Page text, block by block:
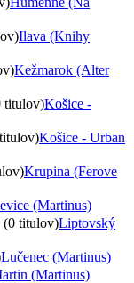
Ilava (Knihy
Kežmarok (Alter
titulov)Košice -
Košice - Urban
Krupina (Ferove
(Martinus)
(0 titulov)Liptovský
Lučenec (Martinus)
(Martinus)